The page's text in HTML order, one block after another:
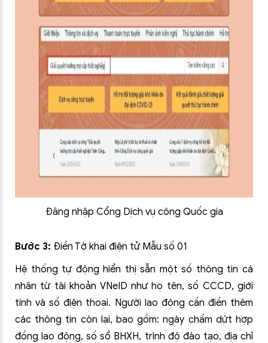
Đăng nhập Cổng Dịch vụ công Quốc gia
Bước 3: Điền Tờ khai điện tử Mẫu số 01
Hệ thống tự động hiển thị sẵn một số thông tin cá
nhân từ tài khoản VNeID như họ tên, số CCCD, giới
tính và số điện thoại. Người lao động cần điền thêm
các thông tin còn lại, bao gồm: ngày chấm dứt hợp
đồng lao động, số sổ BHXH, trình độ đào tạo, địa chỉ